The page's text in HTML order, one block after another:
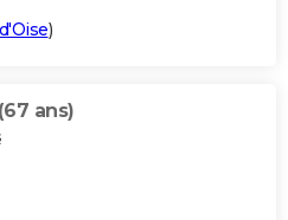
)
(67 ans)